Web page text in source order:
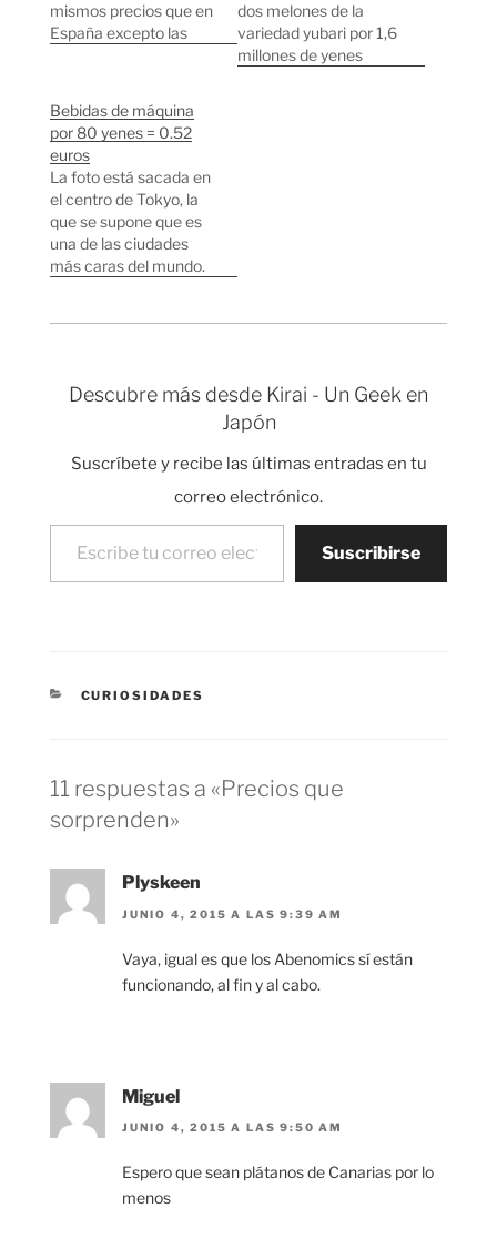
mismos precios que en
España excepto las
Vamos a darnos un
paseo por la sección de
verduras de mi
supermercado habitual
en el centro de Tokyo.
93 Yenes/62 céntimos
de Euro por una
naranja. 134…
dos melones de la
variedad yubari por 1,6
millones de yenes
Bebidas de máquina
por 80 yenes = 0.52
euros
La foto está sacada en
el centro de Tokyo, la
que se supone que es
una de las ciudades
más caras del mundo.
cuenta algunas cosas
Descubre más desde Kirai - Un Geek en
Japón
Suscríbete y recibe las últimas entradas en tu
correo electrónico.
Escribe tu correo electrónico…
Suscribirse
CATEGORÍAS
CURIOSIDADES
11 respuestas a «Precios que
sorprenden»
Plyskeen
JUNIO 4, 2015 A LAS 9:39 AM
Vaya, igual es que los Abenomics sí están
funcionando, al fin y al cabo.
Miguel
JUNIO 4, 2015 A LAS 9:50 AM
Espero que sean plátanos de Canarias por lo
menos